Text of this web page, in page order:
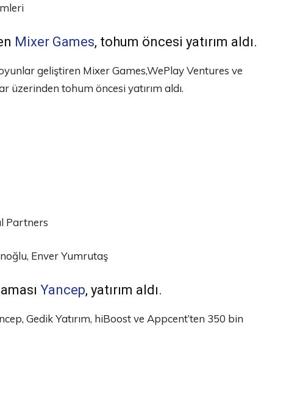
Mixer Games, tohum öncesi yatırım aldı.
geliştiren Mixer Games,WePlay Ventures ve
üzerinden tohum öncesi yatırım aldı.
Partners
Enver Yumrutaş
Yancep, yatırım aldı.
Gedik Yatırım, hiBoost ve Appcent’ten 350 bin